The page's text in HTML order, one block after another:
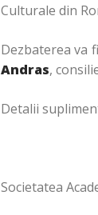
Culturale din
Dezbaterea va
Andras,
Detalii
Societatea